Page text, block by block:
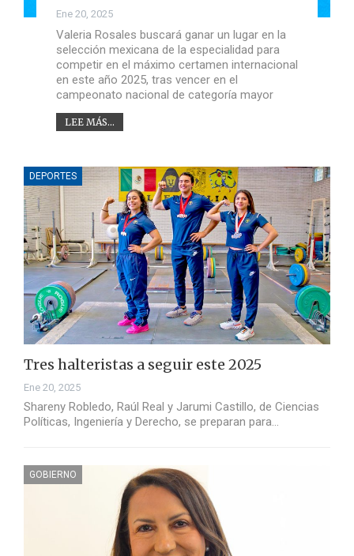
Ene 20, 2025
Valeria Rosales buscará ganar un lugar en la
selección mexicana de la especialidad para
competir en el máximo certamen internacional
en este año 2025, tras vencer en el
campeonato nacional de categoría mayor
LEE MÁS...
DEPORTES
Tres halteristas a seguir este 2025
Ene 20, 2025
Shareny Robledo, Raúl Real y Jarumi Castillo, de Ciencias
Políticas, Ingeniería y Derecho, se preparan para…
GOBIERNO